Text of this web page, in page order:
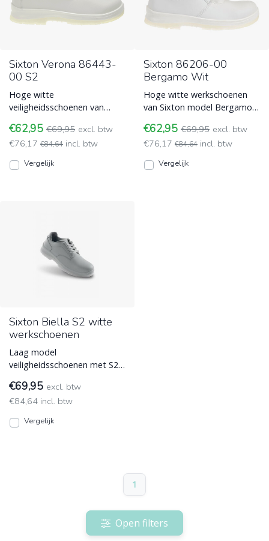
Sixton Verona 86443-
00 S2
Hoge witte
veiligheidsschoenen van
Sixton instapper voor in de
horeca. Werkschoenen voor
Schilders en Stukadoors
€62,95 €69,95 excl. btw
€76,17 €84,64 incl. btw
Vergelijk
Sixton 86206-00
Bergamo Wit
Hoge witte werkschoenen
van Sixton model Bergamo
een veiligheidszool en
Werkschoenen voor Schilders
en Stukadoors
€62,95 €69,95 excl. btw
€76,17 €84,64 incl. btw
Vergelijk
Sixton Biella S2 witte
werkschoenen
Laag model
veiligheidsschoenen met S2
model Biella, met
veiligheidsneus en
en Stukadoors
€69,95 excl. btw
€84,64 incl. btw
Vergelijk
1
Open filters